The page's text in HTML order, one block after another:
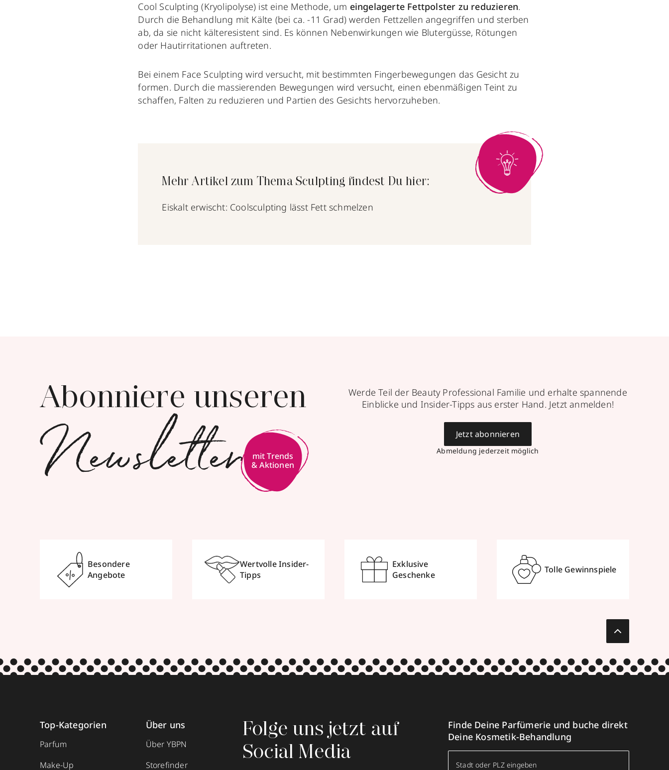
Cool Sculpting (Kryolipolyse) ist eine Methode, um eingelagerte Fettpolster zu reduzieren.
Durch die Behandlung mit Kälte (bei ca. -11 Grad) werden Fettzellen angegriffen und sterben
ab, da sie nicht kälteresistent sind. Es können Nebenwirkungen wie Blutergüsse, Rötungen
oder Hautirritationen auftreten.
Bei einem Face Sculpting wird versucht, mit bestimmten Fingerbewegungen das Gesicht zu
formen. Durch die massierenden Bewegungen wird versucht, einen ebenmäßigen Teint zu
schaffen, Falten zu reduzieren und Partien des Gesichts hervorzuheben.
Mehr Artikel zum Thema Sculpting findest Du hier:
Eiskalt erwischt: Coolsculpting lässt Fett schmelzen
Abonniere unseren
Newsletter
Werde Teil der Beauty Professional Familie und erhalte spannende
Einblicke und Insider-Tipps aus erster Hand. Jetzt anmelden!
Abmeldung jederzeit möglich
Jetzt abonnieren
Besondere
Angebote
Wertvolle Insider-
Tipps
Exklusive
Geschenke
Tolle Gewinnspiele
Top-Kategorien
Parfum
Make-Up
Über uns
Über YBPN
Storefinder
Folge uns jetzt auf
Social Media
Finde Deine Parfümerie und buche direkt
Deine Kosmetik-Behandlung